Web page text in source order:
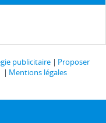
publicitaire
Proposer
Mentions légales